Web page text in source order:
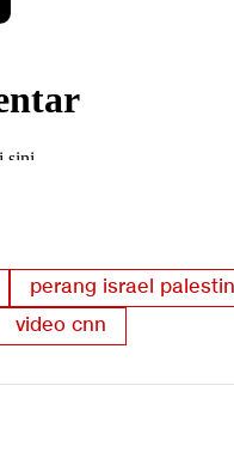
perang israel
video cnn